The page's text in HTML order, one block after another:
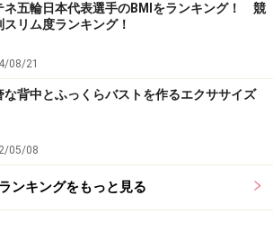
ンになり、脂肪燃焼効果がアップする
了後には、特に疲労している脚のマッ
を行うと、筋肉の強ばりが解消し、
るので習慣にしてみましょう。
ト」は、ウォーキングやジョギングと
と変わらないので、音楽などを聴きな
ネ五輪日本代表選手のBMIをランキング！ 競
スリム度ランキング！
08/21
な背中とふっくらバストを作るエクササイズ
05/08
ランキングをもっと見る